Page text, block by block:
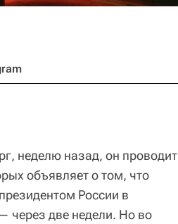
неделю назад, он проводит
объявляет о том, что
России в
через две недели. Но во